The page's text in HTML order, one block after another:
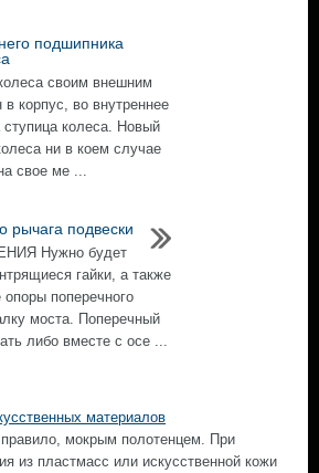
подшипника
своим внешним
корпус, во внутреннее
ступица колеса. Новый
ни в коем случае
свое ме ...
рычага подвески
Нужно будет
гайки, а также
поперечного
моста. Поперечный
либо вместе с осе ...
материалов
мокрым полотенцем. При
из пластмасс или искусственной кожи